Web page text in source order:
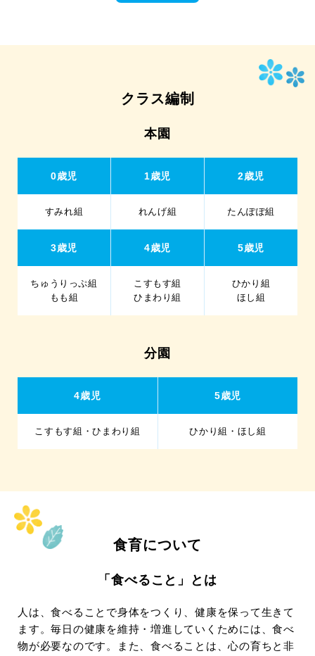
クラス編制
本園
0歳児 1歳児 2歳児
すみれ組 れんげ組 たんぽぽ組
3歳児 4歳児 5歳児
ちゅうりっぷ組
もも組
こすもす組
ひまわり組
ひかり組
ほし組
分園
4歳児 5歳児
こすもす組・ひまわり組 ひかり組・ほし組
食育について
「食べること」とは
人は、食べることで身体をつくり、健康を保って生きて
ます。毎日の健康を維持・増進していくためには、食べ
物が必要なのです。また、食べることは、心の育ちと非